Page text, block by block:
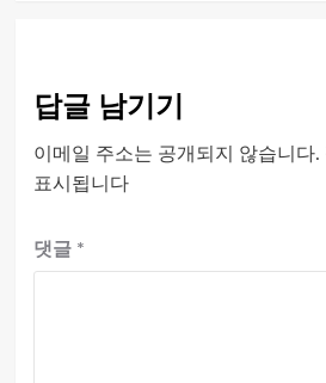
답글 남기기
이메일 주소는 공개되지 않습니다.
표시됩니다
댓글 *